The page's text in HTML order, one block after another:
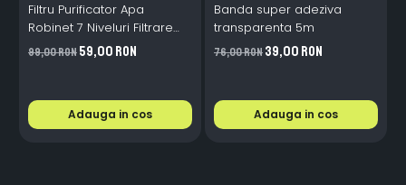
Filtru Purificator Apa
Robinet 7 Niveluri Filtrare
Ceramice 2L/min
99,00 RON59,00 RON
Adauga in cos
Banda super adeziva
transparenta 5m
76,00 RON39,00 RON
Adauga in cos